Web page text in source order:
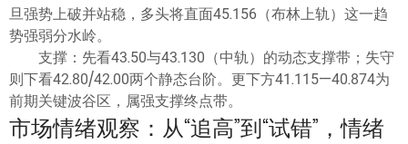
旦强势上破并站稳，多头将直面45.156（布林上轨）这一趋
势强弱分水岭。
支撑：先看43.50与43.130（中轨）的动态支撑带；失守
则下看42.80/42.00两个静态台阶。更下方41.115—40.874为
前期关键波谷区，属强支撑终点带。
市场情绪观察：从“追高”到“试错”，情绪